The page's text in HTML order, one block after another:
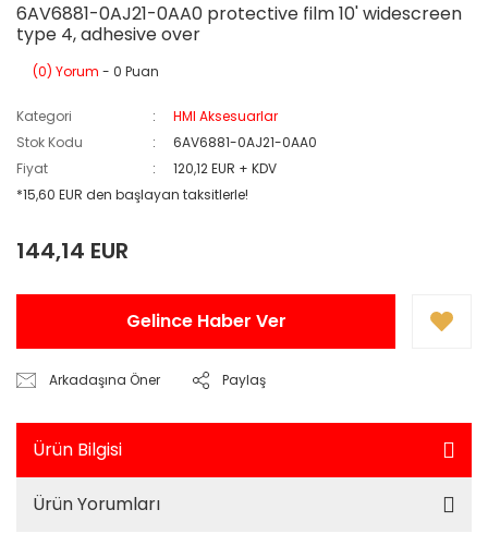
6AV6881-0AJ21-0AA0 protective film 10' widescreen
type 4, adhesive over
(0) Yorum - 0 Puan
Kategori
HMI Aksesuarlar
Stok Kodu
6AV6881-0AJ21-0AA0
Fiyat
120,12 EUR + KDV
*15,60 EUR den başlayan taksitlerle!
144,14 EUR
Gelince Haber Ver
Arkadaşına Öner Paylaş
Ürün Bilgisi
Ürün Yorumları